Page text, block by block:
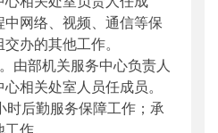
网络、视频、通信等保
办的其他工作。
部机关服务中心负责人
相关处室人员任成员。
后勤服务保障工作；承
作。